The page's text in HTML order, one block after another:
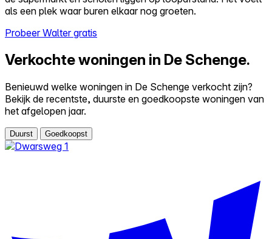
als een plek waar buren elkaar nog groeten.
Probeer Walter gratis
Verkochte woningen in De Schenge.
Benieuwd welke woningen in De Schenge verkocht zijn?
Bekijk de recentste, duurste en goedkoopste woningen van
het afgelopen jaar.
Duurst Goedkoopst